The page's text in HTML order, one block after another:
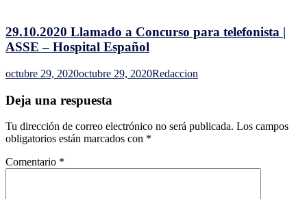
29.10.2020 Llamado a Concurso para telefonista |
ASSE – Hospital Español
octubre 29, 2020octubre 29, 2020Redaccion
Deja una respuesta
Tu dirección de correo electrónico no será publicada. Los campos
obligatorios están marcados con *
Comentario *